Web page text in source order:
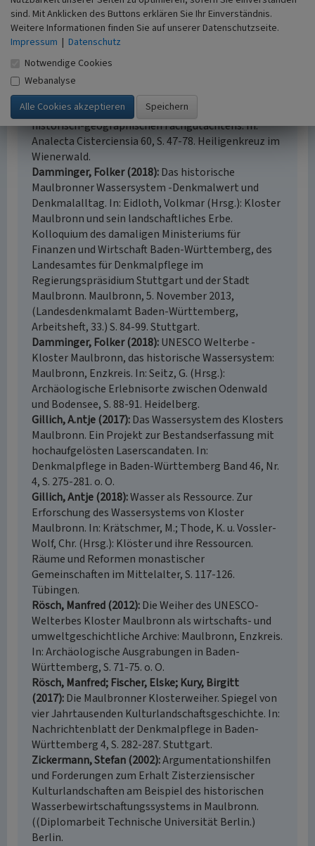
UNESCO-Welterbe Maulbronn - von der Stätte zur
umgebenden Kulturlandschaft. Methodische
Ergebnisse eines Fachgutachtens. In: UVP-Report
1+2, S. 13-23. Hamm.
Burggraaff, Peter; Kleefeld, Klaus-Dieter;
Zickermann, Stephan (2010) Klosterlandschaft und
UNESCO-Welterbe Maulbronn. Ergebnisse eines
historisch-geographischen Fachgutachtens. In:
Analecta Cisterciensia 60, S. 47-78. Heiligenkreuz im
Wienerwald.
Damminger, Folker (2018) Das historische
Maulbronner Wassersystem -Denkmalwert und
Denkmalalltag. In: Eidloth, Volkmar (Hrsg.): Kloster
Maulbronn und sein landschaftliches Erbe.
Kolloquium des damaligen Ministeriums für
Finanzen und Wirtschaft Baden-Württemberg, des
Landesamtes für Denkmalpflege im
Regierungspräsidium Stuttgart und der Stadt
Maulbronn. Maulbronn, 5. November 2013,
(Landesdenkmalamt Baden-Württemberg,
Arbeitsheft, 33.) S. 84-99. Stuttgart.
Damminger, Folker (2018) UNESCO Welterbe -
Kloster Maulbronn, das historische Wassersystem:
Maulbronn, Enzkreis. In: Seitz, G. (Hrsg.):
Archäologische Erlebnisorte zwischen Odenwald
und Bodensee, S. 88-91. Heidelberg.
Gillich, A.ntje (2017) Das Wassersystem des Klosters
Maulbronn. Ein Projekt zur Bestandserfassung mit
hochaufgelösten Laserscandaten. In:
Denkmalpflege in Baden-Württemberg Band 46, Nr.
4, S. 275-281. o. O.
Gillich, Antje (2018) Wasser als Ressource. Zur
Erforschung des Wassersystems von Kloster
Maulbronn. In: Krätschmer, M.; Thode, K. u. Vossler-
Wolf, Chr. (Hrsg.): Klöster und ihre Ressourcen.
Räume und Reformen monastischer
Gemeinschaften im Mittelalter, S. 117-126.
Tübingen.
Rösch, Manfred (2012) Die Weiher des UNESCO-
Welterbes Kloster Maulbronn als wirtschafts- und
umweltgeschichtliche Archive: Maulbronn, Enzkreis.
In: Archäologische Ausgrabungen in Baden-
Württemberg, S. 71-75. o. O.
Rösch, Manfred; Fischer, Elske; Kury, Birgitt
(2017) Die Maulbronner Klosterweiher. Spiegel von
vier Jahrtausenden Kulturlandschaftsgeschichte. In:
Nachrichtenblatt der Denkmalpflege in Baden-
Württemberg 4, S. 282-287. Stuttgart.
Zickermann, Stefan (2002) Argumentationshilfen
und Forderungen zum Erhalt Zisterziensischer
Kulturlandschaften am Beispiel des historischen
Wasserbewirtschaftungssystems in Maulbronn.
((Diplomarbeit Technische Universität Berlin.)
Berlin.
sind. Mit Anklicken des Buttons erklären Sie Ihr Einverständnis.
Weitere Informationen finden Sie auf unserer Datenschutzseite.
Impressum | Datenschutz
Notwendige Cookies
Webanalyse